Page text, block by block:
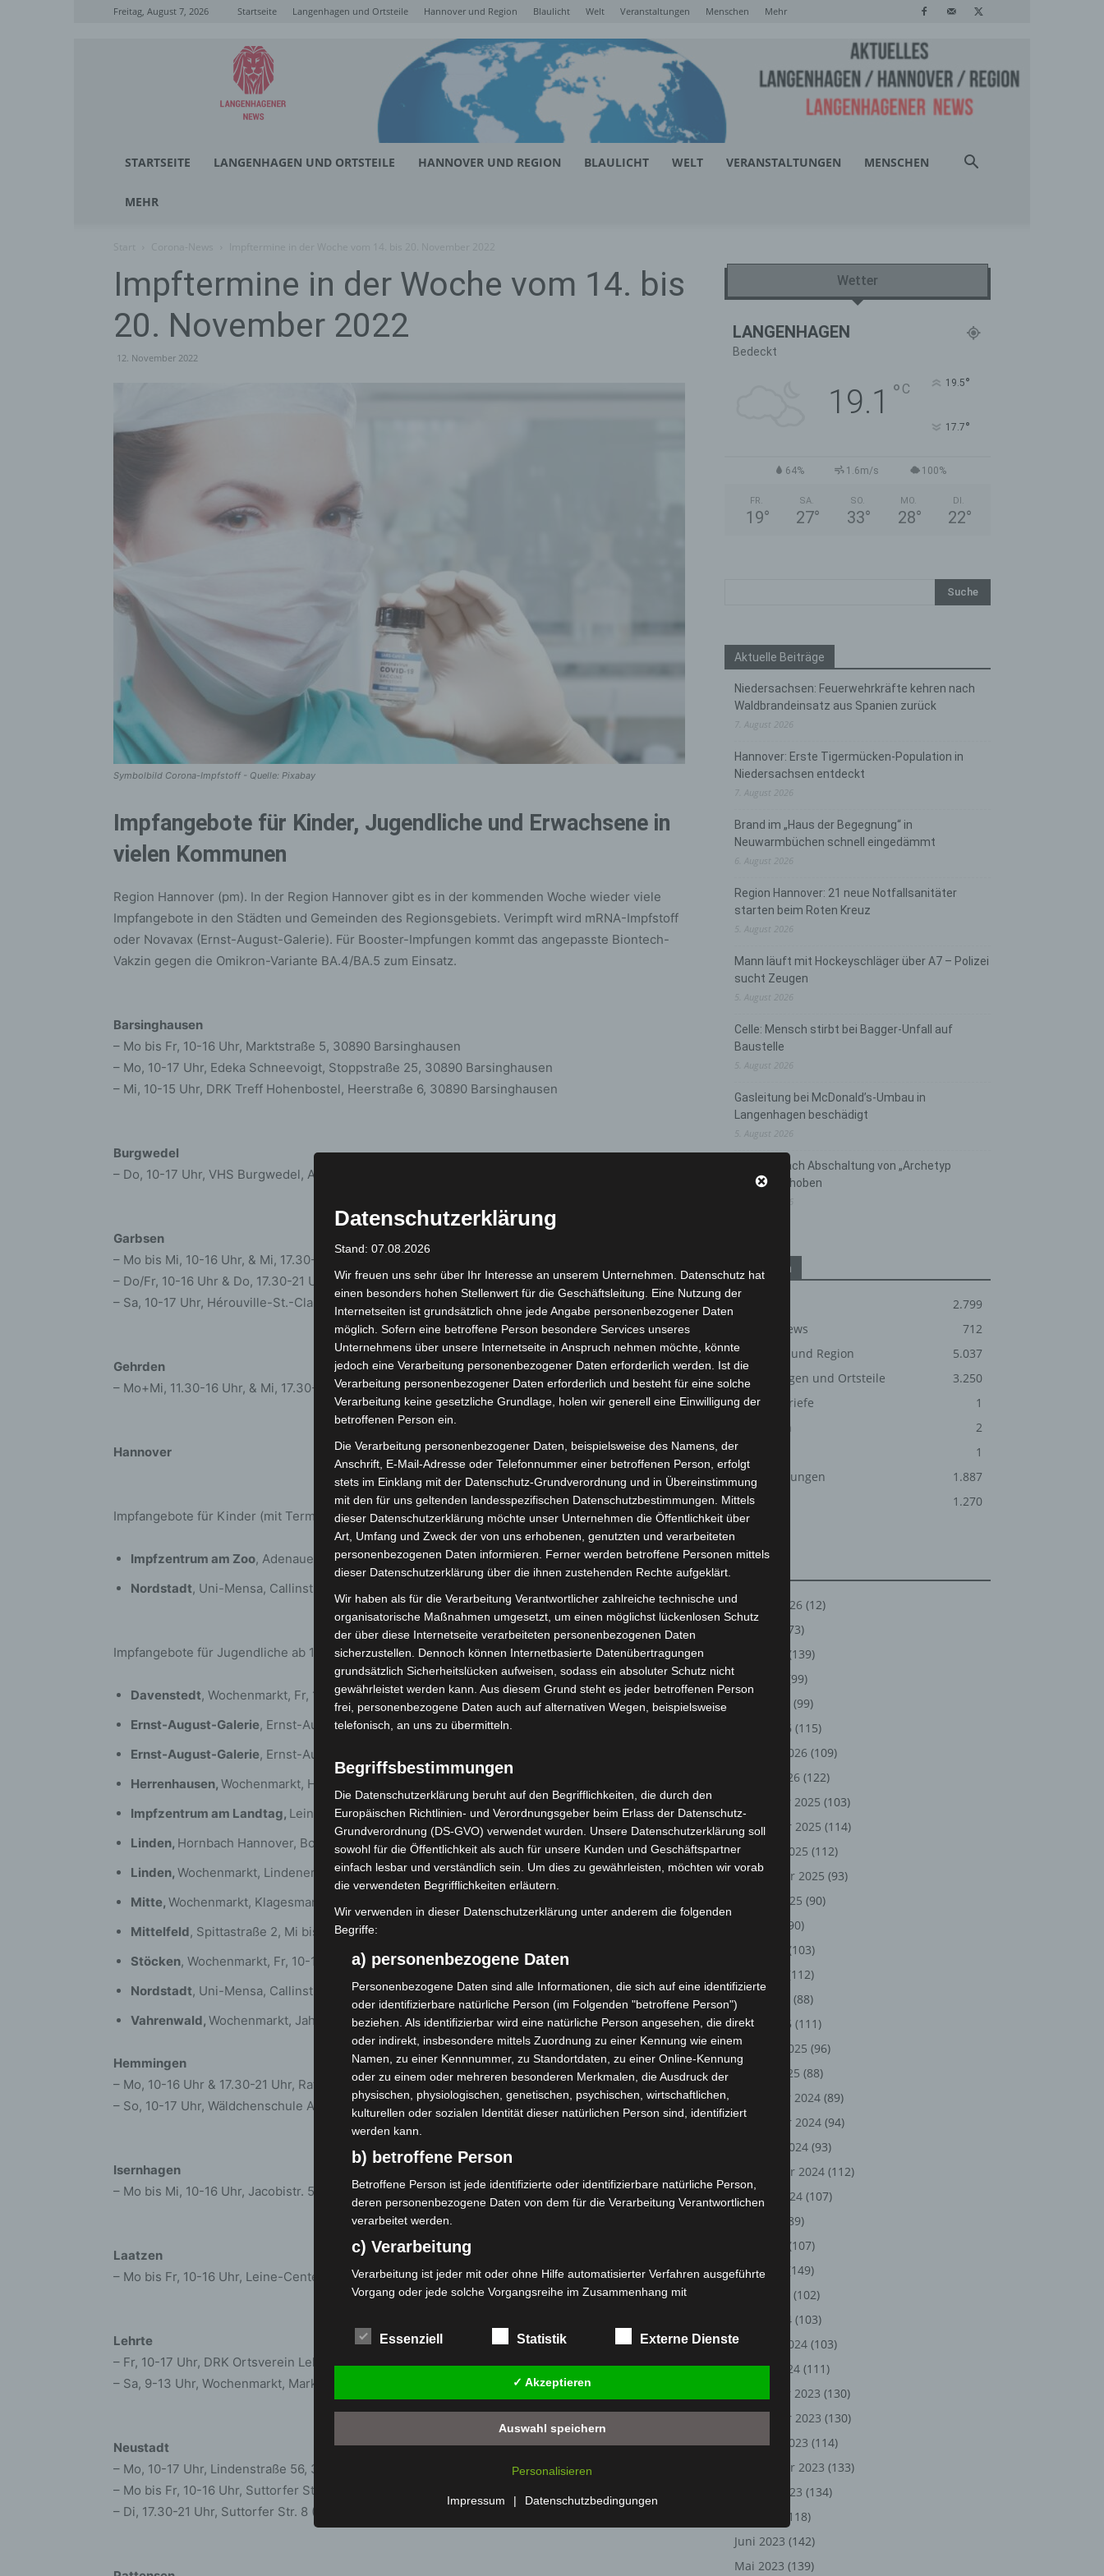
Freitag, August 7, 2026 Startseite Langenhagen und Ortsteile Hannover und Region Blaulicht Welt Veranstaltungen Menschen Mehr
Langenhagener
News
STARTSEITE LANGENHAGEN UND ORTSTEILE HANNOVER UND REGION BLAULICHT WELT VERANSTALTUNGEN MENSCHEN
MEHR
Impftermine in der Woche vom 14. bis
20. November 2022
12. November 2022
Symbolbild Corona-Impfstoff - Quelle: Pixabay
Impfangebote für Kinder, Jugendliche und Erwachsene in
vielen Kommunen
Region Hannover (pm). In der Region Hannover gibt es in der kommenden Woche wieder viele
Impfangebote in den Städten und Gemeinden des Regionsgebiets. Verimpft wird mRNA-Impfstoff
oder Novavax (Ernst-August-Galerie). Für Booster-Impfungen kommt das angepasste Biontech-
Vakzin gegen die Omikron-Variante BA.4/BA.5 zum Einsatz.
Barsinghausen
– Mo bis Fr, 10-16 Uhr, Marktstraße 5, 30890 Barsinghausen
– Mo, 10-17 Uhr, Edeka Schneevoigt, Stoppstraße 25, 30890 Barsinghausen
– Mi, 10-15 Uhr, DRK Treff Hohenbostel, Heerstraße 6, 30890 Barsinghausen
Burgwedel
– Do, 10-17 Uhr, VHS Burgwedel, Auf dem Amtshof 8, 30938 Burgwedel
Garbsen
– Mo bis Mi, 10-16 Uhr, & Mi, 17.30-21 Uhr, Immenweg 5, 30827 Garbsen
– Do/Fr, 10-16 Uhr & Do, 17.30-21 Uhr, Hérouville-St.-Clair-Platz 1-3, 30823 Garbsen
– Sa, 10-17 Uhr, Hérouville-St.-Clair-Platz 1-3, 30823 Garbsen (Kinderimpfen)
Gehrden
– Mo+Mi, 11.30-16 Uhr, & Mi, 17.30-21 Uhr, Vierständehaus, Kirchstraße 5, 30989 Gehrden
Hannover
Impfangebote für Kinder (mit Terminvergabe)
Impfzentrum am Zoo, Adenauerallee 1, Sa/So 9-17 Uhr
Nordstadt, Uni-Mensa, Callinstraße 23, Mo, 16-20 Uhr
Impfangebote für Jugendliche ab 12 Jahren und Erwachsene
Davenstedt, Wochenmarkt, Fr, 15-17 Uhr, Davenstedter Markt/Wegsfeld
Ernst-August-Galerie, Ernst-August-Platz 2, Mo bis Sa, 10-20 Uhr
Ernst-August-Galerie, Ernst-August-Platz 2, Mo bis Sa, 10-20 Uhr (Novavax)
Herrenhausen, Wochenmarkt, Herrenhäuser Markt, Sa, 8-13 Uhr
Impfzentrum am Landtag, Leinstraße 27, Mo bis Fr, 17-19 Uhr, Sa/So, 14-17 Uhr
Linden, Hornbach Hannover, Bornumer Str. 19, Mo, 10-16 Uhr
Linden, Wochenmarkt, Lindener Marktplatz, Di, 8-13 Uhr
Mitte, Wochenmarkt, Klagesmarkt, Di, 8-13 Uhr
Mittelfeld, Spittastraße 2, Mi bis Fr, 9-17 Uhr
Stöcken, Wochenmarkt, Fr, 10-13 Uhr, Stöckener Markt/Hogrefestraße
Nordstadt, Uni-Mensa, Callinstraße 23, Mo bis Fr, 9-16 Uhr & Do, 17.30-21 Uhr
Vahrenwald, Wochenmarkt, Jahnplatz/Auf dem Dorn, Mi, 8-13 Uhr
Hemmingen
– Mo, 10-16 Uhr & 17.30-21 Uhr, Rathausplatz 1, 30966 Hemmingen
– So, 10-17 Uhr, Wäldchenschule Arnum, Klapperweg 18, 30966 Hemmingen,
Kinderimpfen
Isernhagen
– Mo bis Mi, 10-16 Uhr, Jacobistr. 5, 30916 Isernhagen
Laatzen
– Mo bis Fr, 10-16 Uhr, Leine-Center, Marktplatz, 30880 Laatzen
Lehrte
– Fr, 10-17 Uhr, DRK Ortsverein Lehrte e.V., Ringstraße 9, 31275 Lehrte
– Sa, 9-13 Uhr, Wochenmarkt, Marktstraße an der Matthäuskirche, 31275 Lehrte
Neustadt
– Mo, 10-17 Uhr, Lindenstraße 56, 31535 Neustadt
– Mo bis Fr, 10-16 Uhr, Suttorfer Str. 8 (VZL), 31535 Neustadt
– Di, 17.30-21 Uhr, Suttorfer Str. 8 (VZL), 31535 Neustadt
Wetter
LANGENHAGEN
Bedeckt
19.1 ° C 19.5°
17.7°
64% 1.6m/s 100%
FR.
19°
SA.
27°
SO.
33°
MO.
28°
DI.
22°
Aktuelle Beiträge
Niedersachsen: Feuerwehrkräfte kehren nach
Waldbrandeinsatz aus Spanien zurück
7. August 2026
Hannover: Erste Tigermücken-Population in
Niedersachsen entdeckt
7. August 2026
Brand im „Haus der Begegnung“ in
Neuwarmbüchen schnell eingedämmt
6. August 2026
Region Hannover: 21 neue Notfallsanitäter
starten beim Roten Kreuz
5. August 2026
Mann läuft mit Hockeyschläger über A7 – Polizei
sucht Zeugen
5. August 2026
Celle: Mensch stirbt bei Bagger-Unfall auf
Baustelle
5. August 2026
Gasleitung bei McDonald’s-Umbau in
Langenhagen beschädigt
5. August 2026
Anklage nach Abschaltung von „Archetyp
Market“ erhoben
Kategorien
2.799
Corona-News
712
Hannover und Region
5.037
Langenhagen und Ortsteile
3.250
Leserbriefe
1
Menschen
2
Über uns
1
Veranstaltungen
1.887
Welt
1.270
August 2026 (12)
(73)
(139)
(99)
(99)
März 2026 (115)
Februar 2026 (109)
Januar 2026 (122)
Dezember 2025 (103)
November 2025 (114)
Oktober 2025 (112)
September 2025 (93)
August 2025 (90)
(90)
(103)
(112)
April 2025
(88)
März 2025 (111)
Februar 2025 (96)
Januar 2025 (88)
Dezember 2024 (89)
November 2024 (94)
Oktober 2024 (93)
September 2024 (112)
August 2024 (107)
(89)
(107)
Mai 2024
(149)
(102)
März 2024 (103)
Februar 2024 (103)
Januar 2024 (111)
Dezember 2023 (130)
November 2023 (130)
Oktober 2023 (114)
September 2023 (133)
August 2023 (134)
(118)
Juni 2023 (142)
Mai 2023 (139)
Datenschutzerklärung
Stand: 07.08.2026
Wir freuen uns sehr über Ihr Interesse an unserem Unternehmen. Datenschutz hat
einen besonders hohen Stellenwert für die Geschäftsleitung. Eine Nutzung der
Internetseiten ist grundsätzlich ohne jede Angabe personenbezogener Daten
möglich. Sofern eine betroffene Person besondere Services unseres
Unternehmens über unsere Internetseite in Anspruch nehmen möchte, könnte
jedoch eine Verarbeitung personenbezogener Daten erforderlich werden. Ist die
Verarbeitung personenbezogener Daten erforderlich und besteht für eine solche
Verarbeitung keine gesetzliche Grundlage, holen wir generell eine Einwilligung der
betroffenen Person ein.
Die Verarbeitung personenbezogener Daten, beispielsweise des Namens, der
Anschrift, E-Mail-Adresse oder Telefonnummer einer betroffenen Person, erfolgt
stets im Einklang mit der Datenschutz-Grundverordnung und in Übereinstimmung
mit den für uns geltenden landesspezifischen Datenschutzbestimmungen. Mittels
dieser Datenschutzerklärung möchte unser Unternehmen die Öffentlichkeit über
Art, Umfang und Zweck der von uns erhobenen, genutzten und verarbeiteten
personenbezogenen Daten informieren. Ferner werden betroffene Personen mittels
dieser Datenschutzerklärung über die ihnen zustehenden Rechte aufgeklärt.
Wir haben als für die Verarbeitung Verantwortlicher zahlreiche technische und
organisatorische Maßnahmen umgesetzt, um einen möglichst lückenlosen Schutz
der über diese Internetseite verarbeiteten personenbezogenen Daten
sicherzustellen. Dennoch können Internetbasierte Datenübertragungen
grundsätzlich Sicherheitslücken aufweisen, sodass ein absoluter Schutz nicht
gewährleistet werden kann. Aus diesem Grund steht es jeder betroffenen Person
frei, personenbezogene Daten auch auf alternativen Wegen, beispielsweise
telefonisch, an uns zu übermitteln.
Begriffsbestimmungen
Die Datenschutzerklärung beruht auf den Begrifflichkeiten, die durch den
Europäischen Richtlinien- und Verordnungsgeber beim Erlass der Datenschutz-
Grundverordnung (DS-GVO) verwendet wurden. Unsere Datenschutzerklärung soll
sowohl für die Öffentlichkeit als auch für unsere Kunden und Geschäftspartner
einfach lesbar und verständlich sein. Um dies zu gewährleisten, möchten wir vorab
die verwendeten Begrifflichkeiten erläutern.
Wir verwenden in dieser Datenschutzerklärung unter anderem die folgenden
Begriffe:
a) personenbezogene Daten
Personenbezogene Daten sind alle Informationen, die sich auf eine identifizierte
oder identifizierbare natürliche Person (im Folgenden "betroffene Person")
beziehen. Als identifizierbar wird eine natürliche Person angesehen, die direkt
oder indirekt, insbesondere mittels Zuordnung zu einer Kennung wie einem
Namen, zu einer Kennnummer, zu Standortdaten, zu einer Online-Kennung
oder zu einem oder mehreren besonderen Merkmalen, die Ausdruck der
physischen, physiologischen, genetischen, psychischen, wirtschaftlichen,
kulturellen oder sozialen Identität dieser natürlichen Person sind, identifiziert
werden kann.
b) betroffene Person
Betroffene Person ist jede identifizierte oder identifizierbare natürliche Person,
deren personenbezogene Daten von dem für die Verarbeitung Verantwortlichen
verarbeitet werden.
c) Verarbeitung
Verarbeitung ist jeder mit oder ohne Hilfe automatisierter Verfahren ausgeführte
Vorgang oder jede solche Vorgangsreihe im Zusammenhang mit
das Ordnen, die Speicherung, die Anpassung oder Veränderung, das Auslesen,
das Abfragen, die Verwendung, die Offenlegung durch Übermittlung, Verbreitung
oder eine andere Form der Bereitstellung, den Abgleich oder die Verknüpfung,
die Einschränkung, das Löschen oder die Vernichtung.
d) Einschränkung der Verarbeitung
Einschränkung der Verarbeitung ist die Markierung gespeicherter
Profiling ist jede Art der automatisierten Verarbeitung personenbezogener
Daten, die darin besteht, dass diese personenbezogenen Daten verwendet
werden, um bestimmte persönliche Aspekte, die sich auf eine natürliche Person
Essenziell Statistik Externe Dienste
✓ Akzeptieren
Auswahl speichern
Personalisieren
Impressum | Datenschutzbedingungen